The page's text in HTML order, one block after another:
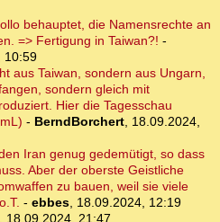
behauptet, die Namensrechte an
=> Fertigung in Taiwan?! -
10:59
aus Taiwan, sondern aus Ungarn,
sondern gleich mit
Hier die Tagesschau
- BerndBorchert, 18.09.2024,
Iran genug gedemütigt, so dass
Aber der oberste Geistliche
zu bauen, weil sie viele
- ebbes, 18.09.2024, 12:19
18.09.2024, 21:47